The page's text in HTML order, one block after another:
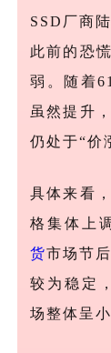
SSD厂商
此前的恐
弱。随着
虽然提升
仍处于“价
具体来看
格集体上
货市场节
较为稳定
场整体呈